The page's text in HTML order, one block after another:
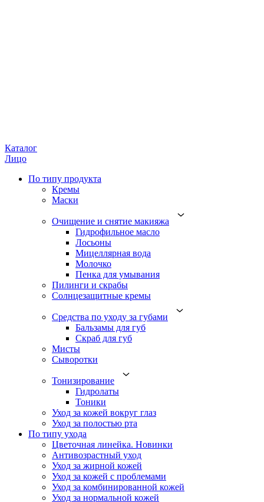
Каталог
Лицо
По типу продукта
Кремы
Маски
Очищение и снятие макияжа
Гидрофильное масло
Лосьоны
Мицеллярная вода
Молочко
Пенка для умывания
Пилинги и скрабы
Солнцезащитные кремы
Средства по уходу за губами
Бальзамы для губ
Скраб для губ
Мисты
Сыворотки
Тонизирование
Гидролаты
Тоники
Уход за кожей вокруг глаз
Уход за полостью рта
По типу ухода
Цветочная линейка. Новинки
Антивозрастный уход
Уход за жирной кожей
Уход за кожей с проблемами
Уход за комбинированной кожей
Уход за нормальной кожей